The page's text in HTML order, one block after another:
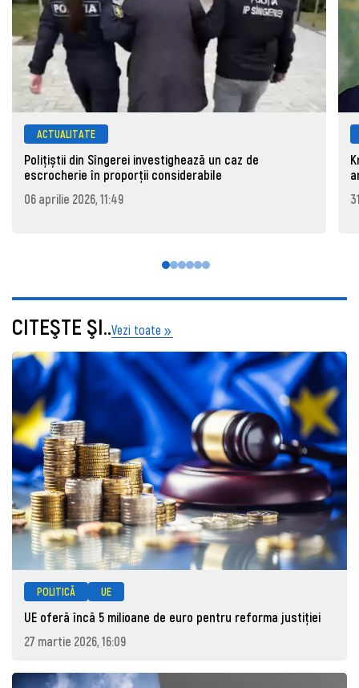
ACTUALITATE
Polițiștii din Sîngerei investighează un caz de
escrocherie în proporții considerabile
06 aprilie 2026, 11:49
CITEŞTE ŞI..Vezi toate
POLITICĂ UE
UE oferă încă 5 milioane de euro pentru reforma justiției
27 martie 2026, 16:09